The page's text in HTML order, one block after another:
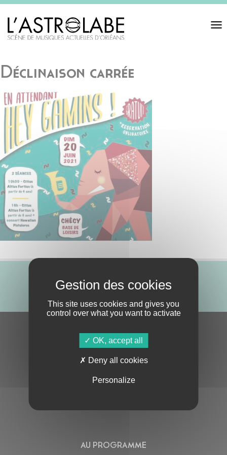
Toggle
Déclinaison carrée
ABONNE-TOI !
S'ABONNER À LA NEWSLETTER
AU PROGRAMME
This site uses cookies and gives you
control over what you want to activate
OK, accept all
Deny all cookies
Personalize